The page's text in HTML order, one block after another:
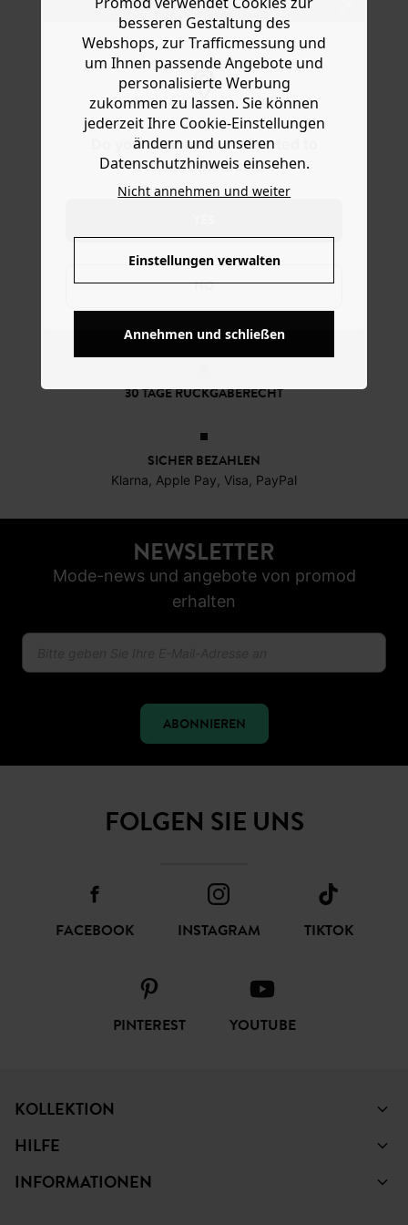
Do you want to be redirected to
www.promod.com ?
NO
Ware die Artikel zurückzuschicken oder umzutauschen.
Ecru, Weiß... greifen Sie schnell zu. Wir lieben den süßen
Anhänger in Fischform! Zum bequemen Überstreifen sind
die Plättchen auf einem transparenten elastischen Band
aufgezogen. Eine schöne Geschenkidee.
KOSTENFREIE LIEFERUNG
Ab 60€*
30 TAGE RÜCKGABERECHT
SICHER BEZAHLEN
Klarna, Apple Pay, Visa, PayPal
NEWSLETTER
Mode-news und angebote von promod
erhalten
ABONNIEREN
FOLGEN SIE UNS
FACEBOOK INSTAGRAM TIKTOK
PINTEREST YOUTUBE
KOLLEKTION
HILFE
INFORMATIONEN
besseren Gestaltung des
Webshops, zur Trafficmessung und
um Ihnen passende Angebote und
personalisierte Werbung
zukommen zu lassen. Sie können
jederzeit Ihre Cookie-Einstellungen
ändern und unseren
Datenschutzhinweis einsehen.
Nicht annehmen und weiter
Einstellungen verwalten
Annehmen und schließen